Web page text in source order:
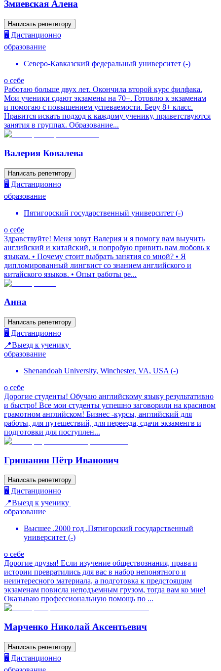
Змиевская Алена
Написать репетитору
🖥️ Дистанционно
образование
Северо-Кавказский федеральный университет (-)
о себе
Работаю больше двух лет. Окончила второй курс филфака.
Мои ученики сдают экзамены на 70+. Готовлю к экзаменам
и помогаю с повышением успеваемости. Беру 8+ класс.
Нравится искать подход к каждому ученику, приветствуются
занятия в группах. Образование...
Валерия Ковалева
Написать репетитору
🖥️ Дистанционно
образование
Пятигорский государственный университет (-)
о себе
Здравствуйте! Меня зовут Валерия и я помогу вам выучить
английский и китайский, и попробую привить вам любовь к
языкам. • Почему стоит выбрать занятия со мной? • Я
дипломированный лингвист со знанием английского и
китайского языков. • Опыт работы ре...
Анна
Написать репетитору
🖥️ Дистанционно
📍Выезд к ученику
образование
Shenandoah University, Winchester, VA, USA (-)
о себе
Дорогие студенты! Обучаю английскому языку результативно
и быстро! Все мои студенты успешно заговорили на красивом
грамотном английском! Бизнес -курсы, английский для
работы, для путешествий, для переезда, сдачи экзаменгв и
подготовки для поступлен...
Гришанин Пётр Иванович
Написать репетитору
🖥️ Дистанционно
📍Выезд к ученику
образование
Высшее .2000 год .Пятигорский государственный
университет (-)
о себе
Дорогие друзья! Если изучение обществознания, права и
истории превратились для вас в набор непонятного и
неинтересного материала, а подготовка к предстоящим
экзаменам повисла неподъемным грузом, тогда вам ко мне!
Оказываю профессиональную помощь по ...
Марченко Николай Аксентьевич
Написать репетитору
🖥️ Дистанционно